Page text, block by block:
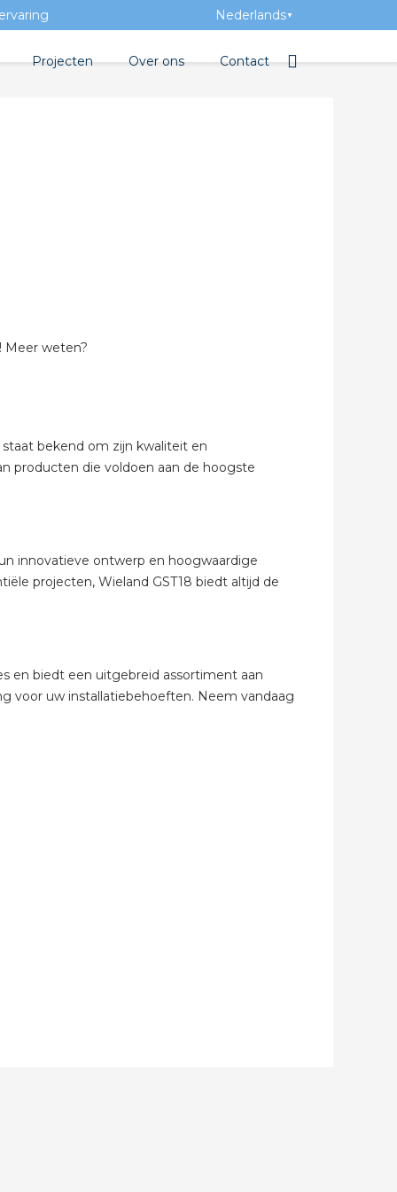
Meer weten?
staat bekend om zijn kwaliteit en
producten die voldoen aan de hoogste
innovatieve ontwerp en hoogwaardige
projecten, Wieland GST18 biedt altijd de
en biedt een uitgebreid assortiment aan
voor uw installatiebehoeften. Neem vandaag
Nederlands ▼
Projecten Over ons Contact